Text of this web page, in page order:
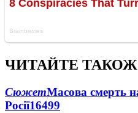
ЧИТАЙТЕ ТАКОЖ
СюжетМасова смерть
Росії16499